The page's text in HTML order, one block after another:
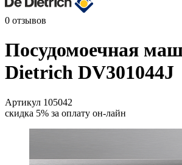
0 отзывов
Посудомоечная
Dietrich DV301044J
Артикул 105042
скидка 5% за оплату он-лайн